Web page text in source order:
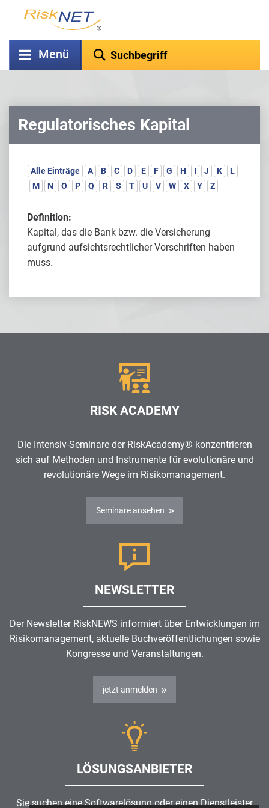
Menü
Regulatorisches Kapital
Alle Einträge A B C D E F G H I J K
L
M
N O P Q R S T U V W X Y Z
Definition:
Kapital, das die Bank bzw. die Versicherung
aufgrund aufsichtsrechtlicher Vorschriften haben
muss.
RISK ACADEMY
Die Intensiv-Seminare der RiskAcademy® konzentrieren
sich auf Methoden und Instrumente für evolutionäre und
revolutionäre Wege im Risikomanagement.
Seminare ansehen
NEWSLETTER
Der Newsletter RiskNEWS informiert über Entwicklungen im
Risikomanagement, aktuelle Buchveröffentlichungen sowie
Kongresse und Veranstaltungen.
jetzt anmelden
LÖSUNGSANBIETER
Sie suchen eine Softwarelösung oder einen Dienstleister